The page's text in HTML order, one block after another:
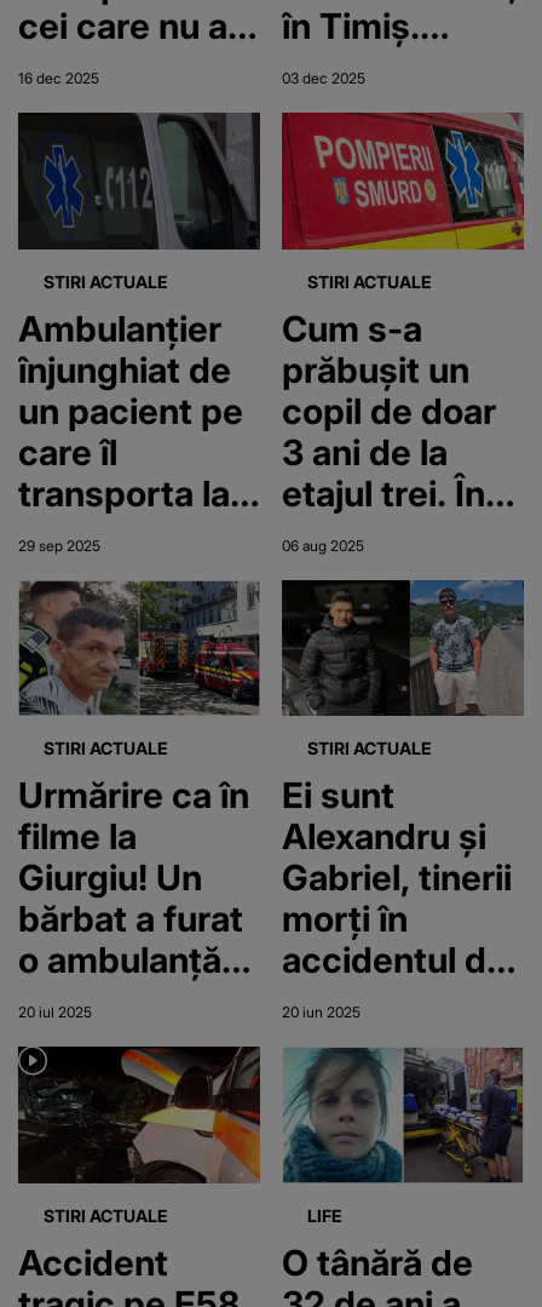
cei care nu au
posibilități”.
Rareș,
asistent pe
ambulanță în
Sibiu, oferă
lecții de
omenie
16 dec 2025
în Timiş.
Autospeciala
a fost
cuprinsă de
flăcări după
ce s-a
răsturnat de
pe o platformă
03 dec 2025
STIRI ACTUALE
Ambulanțier
înjunghiat de
un pacient pe
care îl
transporta la
spital: „Și-a
salvat viața
printr-o
reacție
instinctivă”
29 sep 2025
STIRI ACTUALE
Cum s-a
prăbușit un
copil de doar
3 ani de la
etajul trei. În
ce stare se
află micuțul
din
Câmpulung
06 aug 2025
STIRI ACTUALE
Urmărire ca în
filme la
Giurgiu! Un
bărbat a furat
o ambulanță
din curtea
spitalului și a
fugit cu ea. A
fost oprit cu
focuri de armă
20 iul 2025
STIRI ACTUALE
Ei sunt
Alexandru și
Gabriel, tinerii
morți în
accidentul de
pe E58. Au
intrat cu
mașina într-o
ambulanță și
au pierit pe
loc
20 iun 2025
STIRI ACTUALE
Accident
LIFE
O tânără de